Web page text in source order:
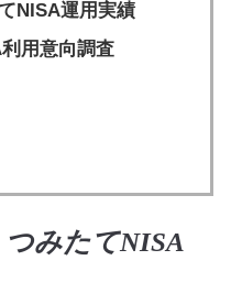
NISA運用実績
用意向調査
みたてNISA